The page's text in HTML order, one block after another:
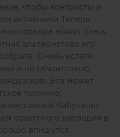
чтобы контрасты и
активными.Теперь
интерьера может стать
альтернатива его
Очень кстати
и не обязательно,
Это может
пианино,
массивный бабушкин
советского наследия в
впишутся